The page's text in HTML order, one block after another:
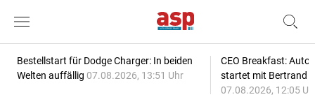
Bestellstart für Dodge Charger: In beiden
Welten auffällig 07.08.2026, 13:51 Uhr
CEO Breakfast:
startet mit Bertrand
07.08.2026, 12:05